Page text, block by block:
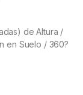
de Altura /
en Suelo / 360?